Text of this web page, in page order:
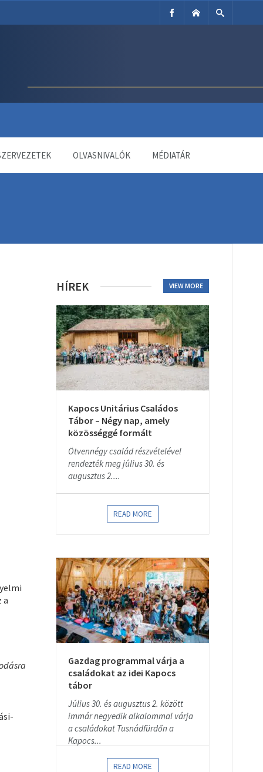
OLVASNIVALÓK MÉDIATÁR
a
HÍREK VIEW MORE
Kapocs Unitárius Családos
Tábor – Négy nap, amely
közösséggé formált
Ötvennégy család részvételével
rendezték meg július 30. és
augusztus 2....
READ MORE
Gazdag programmal várja a
családokat az idei Kapocs
tábor
Július 30. és augusztus 2. között
immár negyedik alkalommal várja
a családokat Tusnádfürdőn a
Kapocs...
READ MORE